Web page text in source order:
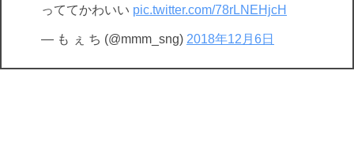
っててかわいい pic.twitter.com/78rLNEHjcH
— も ぇ ち (@mmm_sng) 2018年12月6日